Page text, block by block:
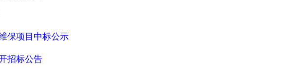
保项目中标公示
招标公告